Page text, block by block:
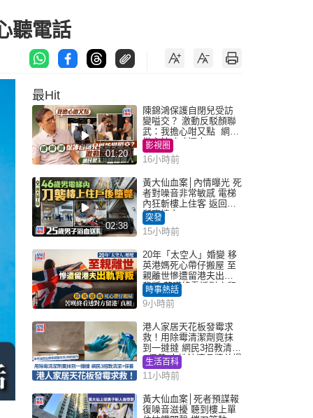
聽電話
最Hit
01:20
陳錦鴻保護自閉兒受訪
變嗌交？ 激動反駁顏聯
武：我擔心咁又點 網民
批主持咄咄逼人
影視圈
16小時前
02:38
黃大仙血案│內情曝光 死
者對噪音非常敏感 電梯
內狂斬樓上住客 返回住
所墮樓亡
突發
15小時前
20年「太空人」婚變 移
英港媽死心帶仔搬屋 至
親離世慘遭留港夫出軌
背叛 苦嘆終看透對方留
港「真相」｜Juicy叮
時事熱話
9小時前
港人家居天花板發霉求
救！用除霉清潔劑竟抹
到一撻撻 網民3招教清潔
+保養 本地油漆品牌曾提
醒勿用1物防變色
生活百科
11小時前
黃大仙血案│死者預謀報
復噪音滋擾 聽到樓上單